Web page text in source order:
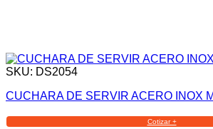
SKU: DS2054
CUCHARA DE SERVIR ACERO INOX
Cotizar +